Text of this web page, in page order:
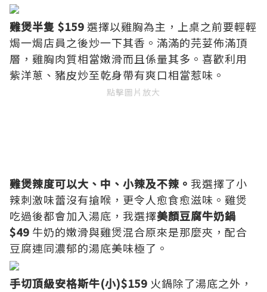
雞煲半隻 $159 選擇以雞胸為主，上桌之前要輕輕
焗一焗店員之後炒一下其香。滿滿的芫荽佈滿頂
層，雞胸肉質相當嫩滑而且係量其多。喜歡利用
紫洋蔥、豬皮炒至乾身帶有爽口相當惹味。
點擊圖片放大
雞煲辣度可以大、中、小辣及不辣。 我選擇了小
辣刺激味蕾沒有搶喉，更令人愈食愈滋味。雞煲
吃過後都會加入湯底，我選擇美顏豆腐牛奶鍋
$49 牛奶的嫩滑與雞煲混合原來是那麼夾，配合
豆腐連同濃郁的湯底美味極了。
手切頂級安格斯牛(小)$159 火鍋除了湯底之外，